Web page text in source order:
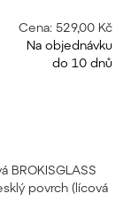
Cena: 529,00 Kč
Na objednávku
do 10 dnů
BROKISGLASS
povrch (lícová